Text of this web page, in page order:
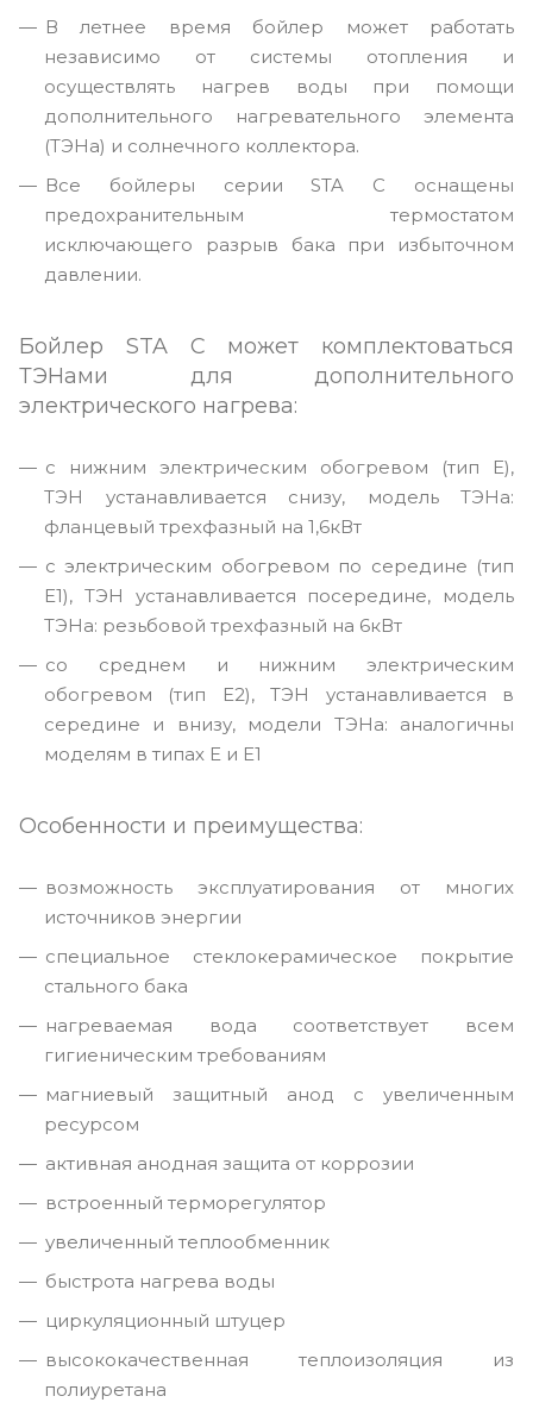
В летнее время бойлер может работать
независимо от системы отопления и
осуществлять нагрев воды при помощи
дополнительного нагревательного элемента
(ТЭНа) и солнечного коллектора.
Все бойлеры серии STA С оснащены
предохранительным термостатом
исключающего разрыв бака при избыточном
давлении.
Бойлер STA С может комплектоваться
ТЭНами для дополнительного
электрического нагрева:
с нижним электрическим обогревом (тип Е),
ТЭН устанавливается снизу, модель ТЭНа:
фланцевый трехфазный на 1,6кВт
с электрическим обогревом по середине (тип
Е1), ТЭН устанавливается посередине, модель
ТЭНа: резьбовой трехфазный на 6кВт
со среднем и нижним электрическим
обогревом (тип Е2), ТЭН устанавливается в
середине и внизу, модели ТЭНа: аналогичны
моделям в типах Е и Е1
Особенности и преимущества:
возможность эксплуатирования от многих
источников энергии
специальное стеклокерамическое покрытие
стального бака
нагреваемая вода соответствует всем
гигиеническим требованиям
магниевый защитный анод с увеличенным
ресурсом
активная анодная защита от коррозии
встроенный терморегулятор
увеличенный теплообменник
быстрота нагрева воды
циркуляционный штуцер
высококачественная теплоизоляция из
полиуретана